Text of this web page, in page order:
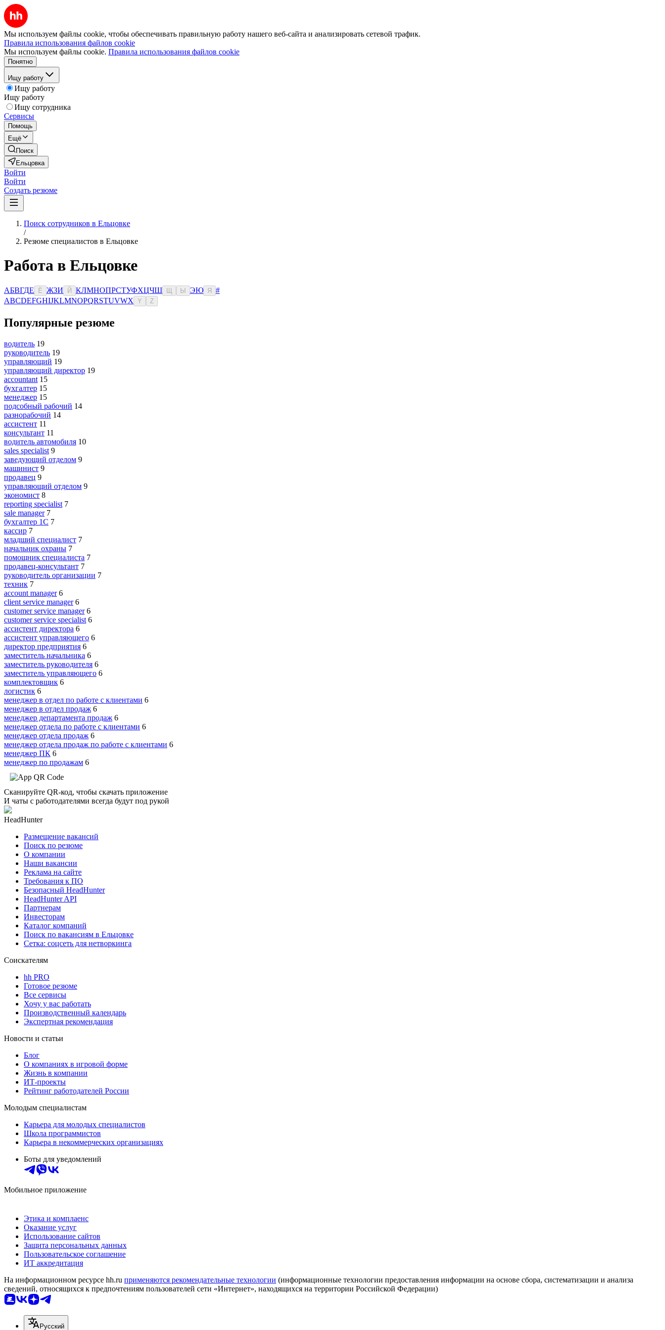
Мы используем файлы cookie, чтобы обеспечивать правильную работу нашего веб-сайта и анализировать сетевой трафик.
Правила использования файлов cookie
Мы используем файлы cookie. Правила использования файлов cookie
Понятно
Ищу работу
Ищу работу
Ищу работу
Ищу сотрудника
Сервисы
Помощь
Ещё
Поиск
Ельцовка
Войти
Войти
Создать резюме
Поиск сотрудников в Ельцовке
/
Резюме специалистов в Ельцовке
Работа в Ельцовке
АБВГДЕ Ё ЖЗИ Й КЛМНОПРСТУФХЦЧШ Ы ЭЮ Я
#
ABCDEFGHIJKLMNOPQRSTUVWX Y Z
Популярные резюме
водитель 19
руководитель 19
управляющий 19
управляющий директор 19
accountant 15
бухгалтер 15
менеджер 15
подсобный рабочий 14
разнорабочий 14
ассистент 11
консультант 11
водитель автомобиля 10
sales specialist 9
заведующий отделом 9
машинист 9
продавец 9
управляющий отделом 9
экономист 8
reporting specialist 7
sale manager 7
бухгалтер 1C 7
кассир 7
младший специалист 7
начальник охраны 7
помощник специалиста 7
продавец-консультант 7
руководитель организации 7
техник 7
account manager 6
client service manager 6
customer service manager 6
customer service specialist 6
ассистент директора 6
ассистент управляющего 6
директор предприятия 6
заместитель начальника 6
заместитель руководителя 6
заместитель управляющего 6
комплектовщик 6
логистик 6
менеджер в отдел по работе с клиентами 6
менеджер в отдел продаж 6
менеджер департамента продаж 6
менеджер отдела по работе с клиентами 6
менеджер отдела продаж 6
менеджер отдела продаж по работе с клиентами 6
менеджер ПК 6
менеджер по продажам 6
Сканируйте QR-код, чтобы скачать приложение
И чаты с работодателями всегда будут под рукой
HeadHunter
Размещение вакансий
Поиск по резюме
О компании
Наши вакансии
Реклама на сайте
Требования к ПО
Безопасный HeadHunter
HeadHunter API
Партнерам
Инвесторам
Каталог компаний
Поиск по вакансиям в Ельцовке
Сетка: соцсеть для нетворкинга
Соискателям
hh PRO
Готовое резюме
Все сервисы
Хочу у вас работать
Производственный календарь
Экспертная рекомендация
Новости и статьи
Блог
О компаниях в игровой форме
Жизнь в компании
ИТ-проекты
Рейтинг работодателей России
Молодым специалистам
Карьера для молодых специалистов
Школа программистов
Карьера в некоммерческих организациях
Боты для уведомлений
Мобильное приложение
Этика и комплаенс
Оказание услуг
Использование сайтов
Защита персональных данных
Пользовательское соглашение
ИТ аккредитация
На информационном ресурсе hh.ru применяются рекомендательные технологии (информационные технологии предоставления информации на основе сбора, систематизации и анализа
сведений, относящихся к предпочтениям пользователей сети «Интернет», находящихся на территории Российской Федерации)
Русский